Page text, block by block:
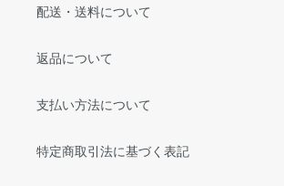
配送・送料について
返品について
支払い方法について
特定商取引法に基づく表記